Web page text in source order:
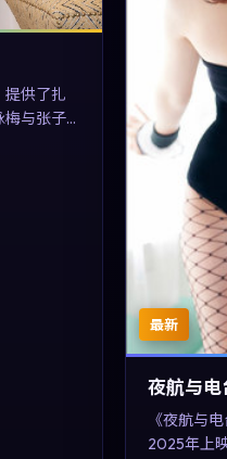
提供了扎
梅与张子
用喜剧
含高清
动
最新
夜航与电
《夜航与
2025年上